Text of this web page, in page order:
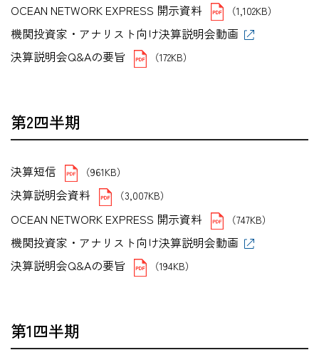
OCEAN NETWORK EXPRESS 開示資料 （1,102KB）
機関投資家・アナリスト向け決算説明会動画
決算説明会Q&Aの要旨
（172KB）
第2四半期
決算短信 （961KB）
決算説明会資料 （3,007KB）
OCEAN NETWORK EXPRESS 開示資料 （747KB）
機関投資家・アナリスト向け決算説明会動画
決算説明会Q&Aの要旨
（194KB）
第1四半期